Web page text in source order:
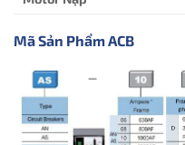
Mã Sản Phẩm ACB